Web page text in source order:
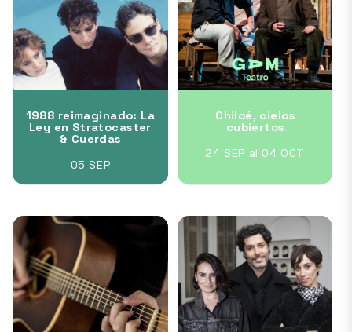
1988 reimaginado: La
Ley en Stratocaster
& Cuerdas
05 SEP
Chiloé, cielos
cubiertos
24 SEP al 04 OCT